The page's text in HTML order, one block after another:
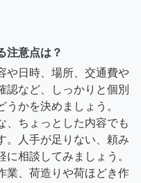
注意点は？
や日時、場所、交通費や
認など、しっかりと個別
かを決めましょう。
、ちょっとした内容でも
。人手が足りない、頼み
相談してみましょう。
業、荷造りや荷ほどき作